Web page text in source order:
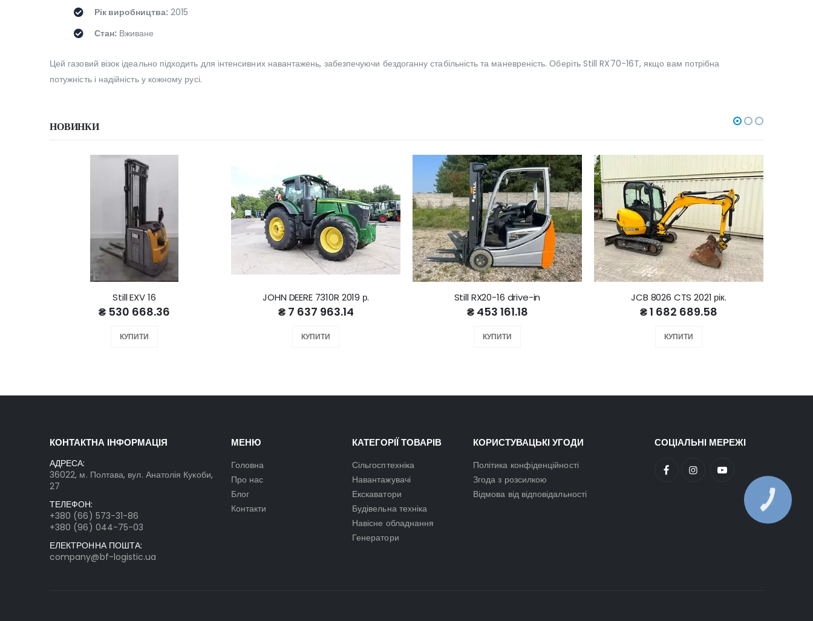
Рік виробництва: 2015
Стан: Вживане
Цей газовий візок ідеально підходить для інтенсивних навантажень, забезпечуючи бездоганну стабільність та маневреність. Оберіть Still RX70-16T, якщо вам потрібна
потужність і надійність у кожному русі.
НОВИНКИ
Still EXV 16
₴ 530 668.36
КУПИТИ
JOHN DEERE 7310R 2019 р.
₴ 7 637 963.14
КУПИТИ
Still RX20-16 drive-in
₴ 453 161.18
КУПИТИ
JCB 8026 CTS 2021 рік.
₴ 1 682 689.58
КУПИТИ
КОНТАКТНА ІНФОРМАЦІЯ
АДРЕСА:
36022, м. Полтава, вул. Анатолія Кукоби,
27
ТЕЛЕФОН:
+380 (66) 573-31-86
+380 (96) 044-75-03
ЕЛЕКТРОННА ПОШТА:
company@bf-logistic.ua
МЕНЮ
Головна
Про нас
Блог
Контакти
КАТЕГОРІЇ ТОВАРІВ
Сільгосптехніка
Навантажувачі
Екскаватори
Будівельна техніка
Навісне обладнання
Генератори
КОРИСТУВАЦЬКІ УГОДИ
Політика конфіденційності
Згода з розсилкою
Відмова від відповідальності
СОЦІАЛЬНІ МЕРЕЖІ
КНОПКА
ЗВ'ЯЗКУ